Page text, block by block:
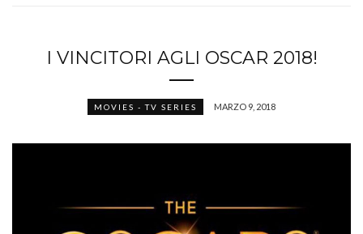
I VINCITORI AGLI OSCAR 2018!
MOVIES - TV SERIES MARZO 9, 2018